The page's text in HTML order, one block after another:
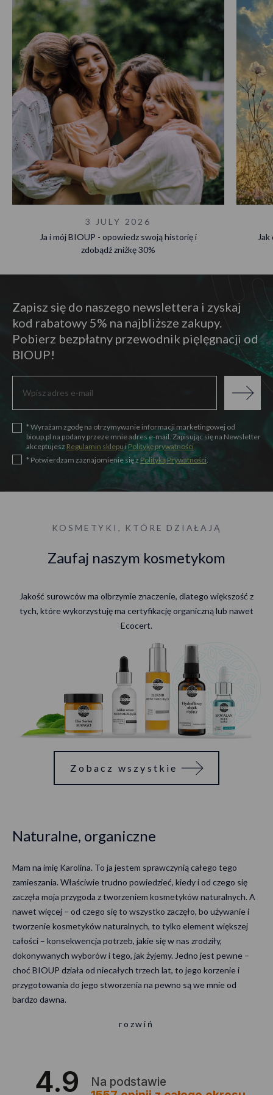
3 JULY 2026
Ja i mój BIOUP - opowiedz swoją historię i
zdobądź zniżkę 30%
Zapisz się do naszego newslettera i zyskaj
kod rabatowy 5% na najbliższe zakupy.
Pobierz bezpłatny przewodnik pięlęgnacji od
BIOUP!
* Wyrażam zgodę na otrzymywanie informacji marketingowej od
bioup.pl na podany przeze mnie adres e-mail. Zapisując się na Newsletter
akceptujesz Regulamin sklepui Politykę prywatności
* Potwierdzam zaznajomienie się zPolityką Prywatności
KOSMETYKI, KTÓRE DZIAŁAJĄ
Zaufaj naszym kosmetykom
Jakość surowców ma olbrzymie znaczenie, dlatego większość z
tych, które wykorzystuję ma certyfikację organiczną lub nawet
Ecocert.
Zobacz wszystkie
Naturalne, organiczne
Mam na imię Karolina. To ja jestem sprawczynią całego tego
zamieszania. Właściwie trudno powiedzieć, kiedy i od czego się
zaczęła moja przygoda z tworzeniem kosmetyków naturalnych. A
nawet więcej – od czego się to wszystko zaczęło, bo używanie i
tworzenie kosmetyków naturalnych, to tylko element większej
całości – konsekwencja potrzeb, jakie się w nas zrodziły,
dokonywanych wyborów i tego, jak żyjemy. Jedno jest pewne –
choć BIOUP działa od niecałych trzech lat, to jego korzenie i
przygotowania do jego stworzenia na pewno są we mnie od
bardzo dawna.
Będąc jeszcze przed studiami spędziłam parę miesięcy w Bawarii i
odpakowują przy kasach kosmetyki i zostawiają tekturowe
opakowania kasjerce zabierając tylko zawartość – aby dać sygnał
rozwiń
4.9
Na podstawie